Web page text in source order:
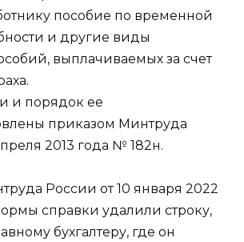
пособие по временной
и другие виды
выплачиваемых за счет
и порядок ее
приказом Минтруда
2013 года № 182н.
России от 10 января 2022
справки удалили строку,
бухгалтеру, где он